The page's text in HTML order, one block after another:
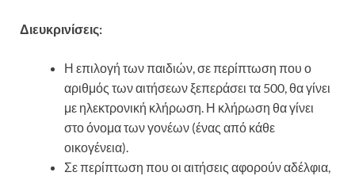
Διευκρινίσεις:
Η επιλογή των παιδιών, σε περίπτωση που ο
αριθμός των αιτήσεων ξεπεράσει τα 500, θα γίνει
με ηλεκτρονική κλήρωση. Η κλήρωση θα γίνει
στο όνομα των γονέων (ένας από κάθε
οικογένεια).
Σε περίπτωση που οι αιτήσεις αφορούν αδέλφια,